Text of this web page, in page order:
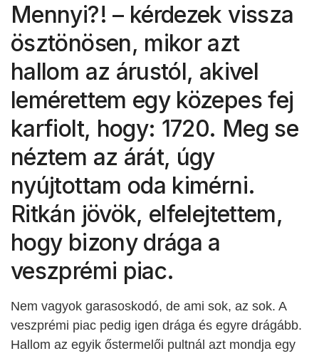
Mennyi?! – kérdezek vissza
ösztönösen, mikor azt
hallom az árustól, akivel
lemérettem egy közepes fej
karfiolt, hogy: 1720. Meg se
néztem az árát, úgy
nyújtottam oda kimérni.
Ritkán jövök, elfelejtettem,
hogy bizony drága a
veszprémi piac.
Nem vagyok garasoskodó, de ami sok, az sok. A
veszprémi piac pedig igen drága és egyre drágább.
Hallom az egyik őstermelői pultnál azt mondja egy